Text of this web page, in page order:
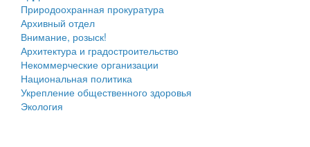
Природоохранная прокуратура
Архивный отдел
Внимание, розыск!
Архитектура и градостроительство
Некоммерческие организации
Национальная политика
Укрепление общественного здоровья
Экология